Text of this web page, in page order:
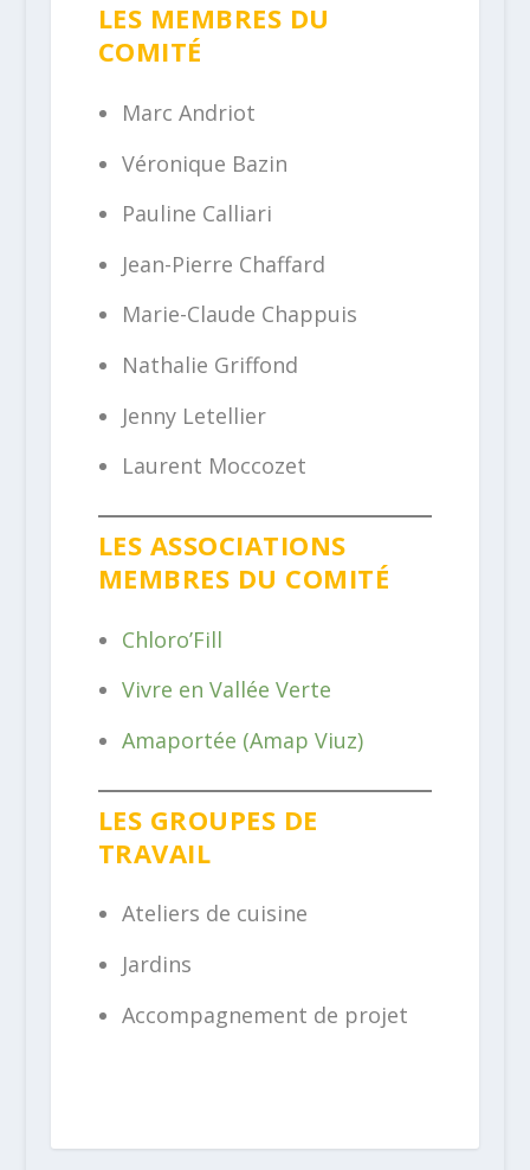
LES MEMBRES DU
COMITÉ
Marc Andriot
Véronique Bazin
Pauline Calliari
Jean-Pierre Chaffard
Marie-Claude Chappuis
Nathalie Griffond
Jenny Letellier
Laurent Moccozet
LES ASSOCIATIONS
MEMBRES DU COMITÉ
Chloro’Fill
Vivre en Vallée Verte
Amaportée (Amap Viuz)
LES GROUPES DE
TRAVAIL
Ateliers de cuisine
Jardins
Accompagnement de projet